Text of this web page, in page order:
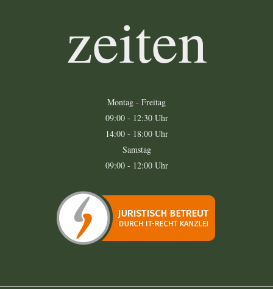
zeiten
Montag - Freitag
09:00 - 12:30 Uhr
14:00 - 18:00 Uhr
Samstag
09:00 - 12:00 Uhr